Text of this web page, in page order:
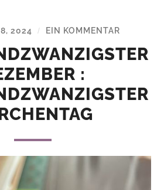
2024 / EIN KOMMENTAR
: